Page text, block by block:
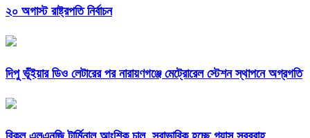
২০ অগাস্ট রাষ্ট্রপতি নির্বাচন
দিপু ভূঁইয়ার ডিও লেটারের পর নারায়ণগঞ্জে মেট্রোরেল স্টেশন স্থাপনে অগ্রগতি